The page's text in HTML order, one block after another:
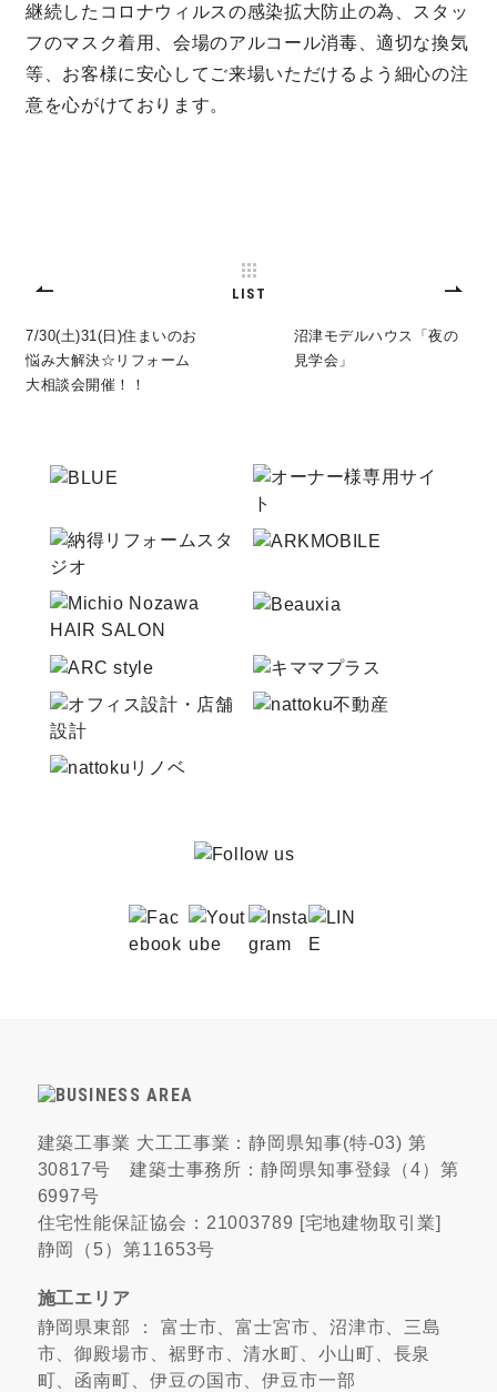
キママプラス
お知らせ 土地情報
動画ギャラリー 採用情報
サイトマップ プライバシーポリシー
よくある質問
継続したコロナウィルスの感染拡大防止の為、スタッ
フのマスク着用、会場のアルコール消毒、適切な換気
等、お客様に安心してご来場いただけるよう細心の注
意を心がけております。
7/30(土)31(日)住まいのお
悩み大解決☆リフォーム
大相談会開催！！
LIST
沼津モデルハウス「夜の
見学会」
建築工事業 大工工事業：静岡県知事(特-03) 第
30817号 建築士事務所：静岡県知事登録（4）第
6997号
住宅性能保証協会：21003789 [宅地建物取引業]
静岡（5）第11653号
施工エリア
静岡県東部 ： 富士市、富士宮市、沼津市、三島
市、御殿場市、裾野市、清水町、小山町、長泉
町、函南町、伊豆の国市、伊豆市一部